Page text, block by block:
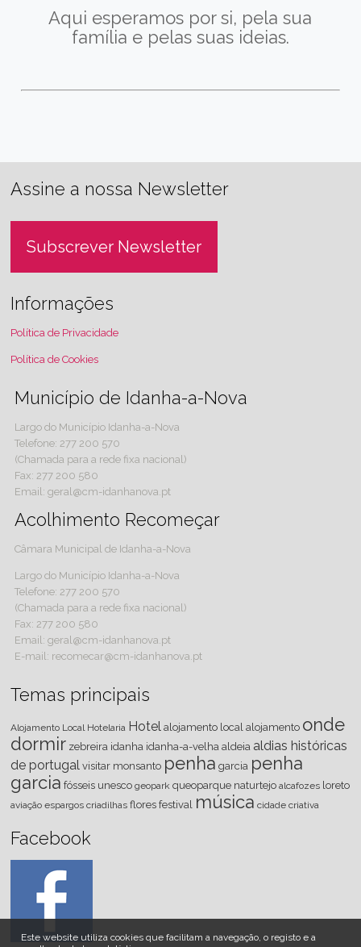
Este website utiliza cookies que facilitam a navegação, o registo e a
Aqui esperamos por si, pela sua
família e pelas suas ideias.
Assine a nossa Newsletter
Subscrever Newsletter
Informações
Política de Privacidade
Política de Cookies
Município de Idanha-a-Nova
Largo do Município Idanha-a-Nova
Telefone: 277 200 570
(Chamada para a rede fixa nacional)
Fax: 277 200 580
Email: geral@cm-idanhanova.pt
Acolhimento Recomeçar
Câmara Municipal de Idanha-a-Nova
Largo do Município Idanha-a-Nova
Telefone: 277 200 570
(Chamada para a rede fixa nacional)
Fax: 277 200 580
Email: geral@cm-idanhanova.pt
E-mail: recomecar@cm-idanhanova.pt
Temas principais
Alojamento Local Hotelaria Hotel alojamento local alojamento onde
dormir zebreira idanha idanha-a-velha aldeia aldias históricas
de portugal visitar monsanto penha garcia penha
garcia fósseis unesco geopark queoparque naturtejo alcafozes loreto
aviação espargos criadilhas flores festival música cidade criativa
Facebook